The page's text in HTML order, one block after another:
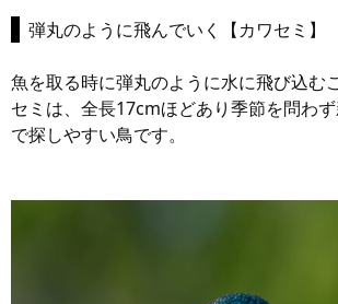
弾丸のように飛んでいく【カワセミ】
魚を取る時に弾丸のように水に飛び込む
セミは、全長17cmほどあり季節を問わ
で探しやすい鳥です。